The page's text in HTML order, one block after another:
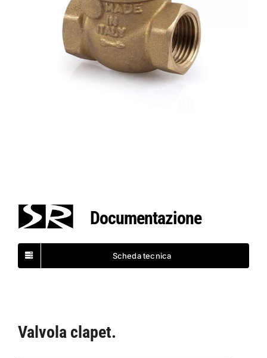
Documentazione
Scheda tecnica
Valvola clapet.